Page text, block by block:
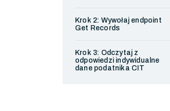
Krok 2: Wywołaj endpoint
Get Records
Krok 3: Odczytaj z
odpowiedzi indywidualne
dane podatnika CIT